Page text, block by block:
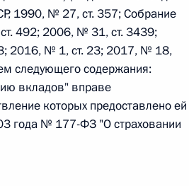
227–1 части второй Налогового
1990, № 27, ст. 357; Собрание
492; 2006, № 31, ст. 3439;
2016, № 1, ст. 23; 2017, № 18,
следующего содержания:
вкладов" вправе
которых предоставлено ей
года № 177-ФЗ "О страховании